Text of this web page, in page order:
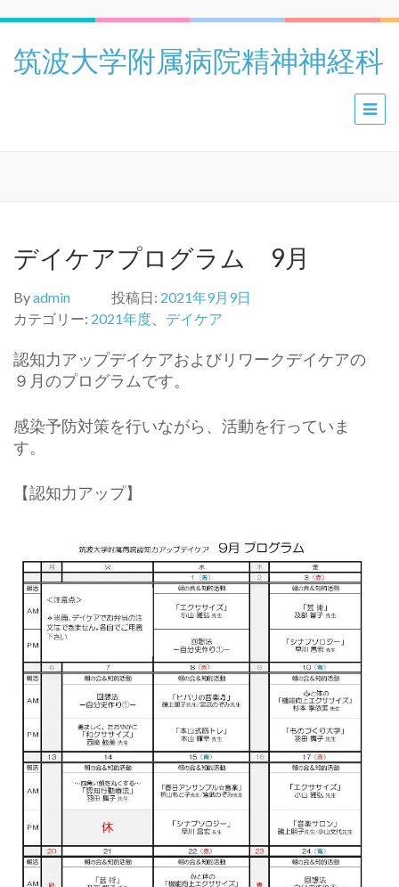
筑波大学附属病院精神神経科
デイケアプログラム 9月
Byadmin 投稿日: 2021年9月9日
カテゴリー: 2021年度 デイケア
認知力アップデイケアおよびリワークデイケアの
９月のプログラムです。
感染予防対策を行いながら、活動を行っていま
す。
【認知力アップ】